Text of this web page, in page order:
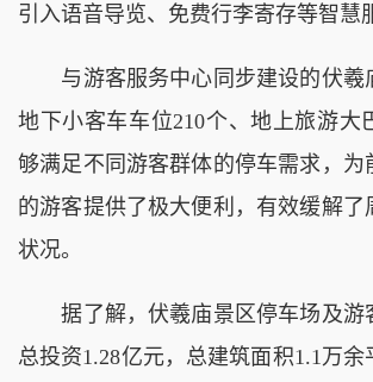
引入语音导览、免费行李寄存等智慧
与游客服务中心同步建设的伏羲
地下小客车车位210个、地上旅游大
够满足不同游客群体的停车需求，为
的游客提供了极大便利，有效缓解了
状况。
据了解，伏羲庙景区停车场及游
总投资1.28亿元，总建筑面积1.1万